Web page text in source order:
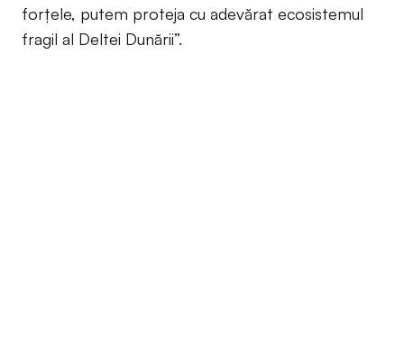
forțele, putem proteja cu adevărat ecosistemul
fragil al Deltei Dunării”.